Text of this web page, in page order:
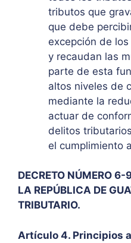
tributos que
que debe
excepción de
y recaudan las
parte de esta
altos niveles de
mediante la
actuar de
delitos
el cumplimiento
DECRETO NÚMERO 6-
LA REPÚBLICA DE
TRIBUTARIO.
Artículo 4. Principios